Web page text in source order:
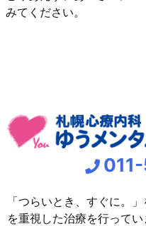
みてください。
「つらいとき、すぐに。
を重視した治療を行ってい